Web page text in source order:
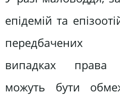
епідемій та
передбачених
випадках права
можуть бути